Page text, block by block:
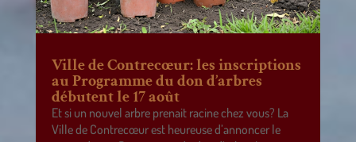
Ville de Contrecœur: les inscriptions
au Programme du don d’arbres
débutent le 17 août
Et si un nouvel arbre prenait racine chez vous? La
Ville de Contrecœur est heureuse d’annoncer le